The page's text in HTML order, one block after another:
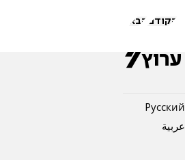
הקודם הבא
Pусский
عربية